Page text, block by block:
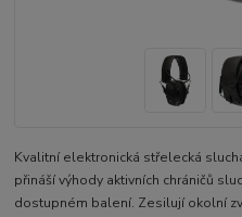
Kvalitní elektronická střelecká
přináší výhody aktivních chráničů
dostupném balení. Zesilují okolní